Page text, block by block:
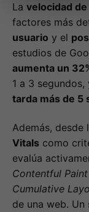
La velocidad
factores más
usuario y el
estudios de
aumenta un
1 a 3
tarda más de 5
Además, desde
Vitals como
evalúa
Contentful
Cumulative
de una web.